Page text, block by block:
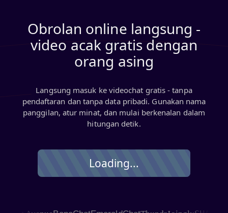
Obrolan online langsung -
video acak gratis dengan
orang asing
Langsung masuk ke videochat gratis - tanpa
pendaftaran dan tanpa data pribadi. Gunakan nama
panggilan, atur minat, dan mulai berkenalan dalam
hitungan detik.
Loading...